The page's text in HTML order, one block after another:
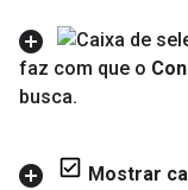
faz com que o
busca.
Mostrar